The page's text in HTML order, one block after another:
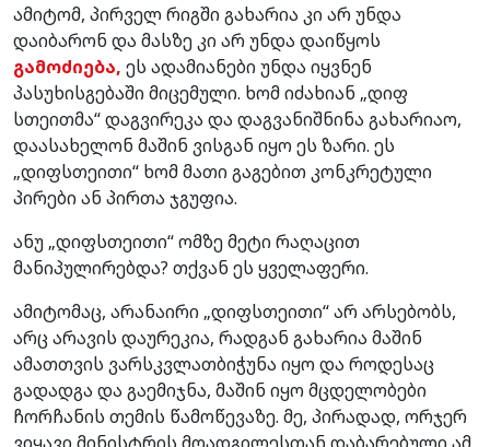
ამიტომ, პირველ რიგში გახარია კი არ უნდა
დაიბარონ და მასზე კი არ უნდა დაიწყოს
გამოძიება, ეს ადამიანები უნდა იყვნენ
პასუხისგებაში მიცემული. ხომ იძახიან „დიფ
სთეითმა“ დაგვირეკა და დაგვანიშნინა გახარიაო,
დაასახელონ მაშინ ვისგან იყო ეს ზარი. ეს
„დიფსთეითი“ ხომ მათი გაგებით კონკრეტული
პირები ან პირთა ჯგუფია.
ანუ „დიფსთეითი“ ომზე მეტი რაღაცით
მანიპულირებდა? თქვან ეს ყველაფერი.
ამიტომაც, არანაირი „დიფსთეითი“ არ არსებობს,
არც არავის დაურეკია, რადგან გახარია მაშინ
ამათთვის ვარსკვლათბიჭუნა იყო და როდესაც
გადადგა და გაემიჯნა, მაშინ იყო მცდელობები
ჩორჩანის თემის წამოწევაზე. მე, პირადად, ორჯერ
ვიყავი მინისტრის მოადგილესთან დაბარებული ამ